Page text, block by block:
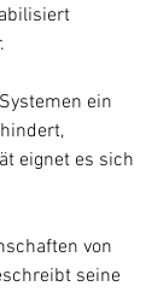
ein
eignet es sich
von
seine